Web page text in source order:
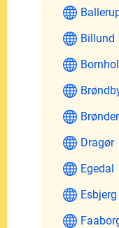
Billund
Dragør
Egedal
Esbjerg